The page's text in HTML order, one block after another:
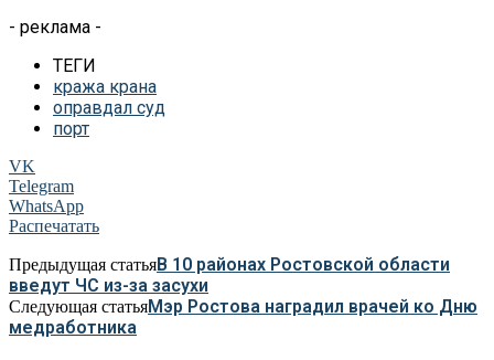
- реклама -
ТЕГИ
кража крана
оправдал суд
порт
VK
Telegram
WhatsApp
Распечатать
Предыдущая статьяВ 10 районах Ростовской области
введут ЧС из-за засухи
Следующая статьяМэр Ростова наградил врачей ко Дню
медработника